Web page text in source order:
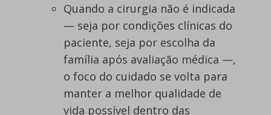
Quando a cirurgia não é indicada
— seja por condições clínicas do
paciente, seja por escolha da
família após avaliação médica —,
o foco do cuidado se volta para
manter a melhor qualidade de
vida possível dentro das